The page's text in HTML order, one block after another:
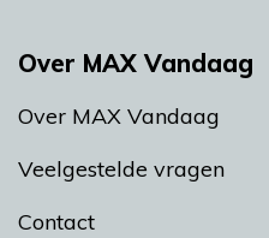
Over MAX Vandaag
Over MAX Vandaag
Veelgestelde vragen
Contact